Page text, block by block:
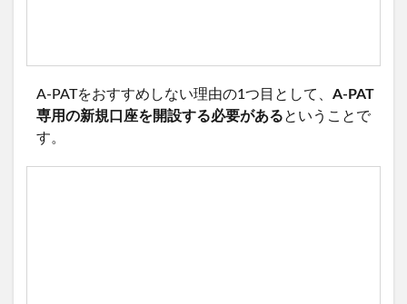
A-PATをおすすめしない理由の1つ目として、 A-PAT
専用の新規口座を開設する必要があるということで
す。